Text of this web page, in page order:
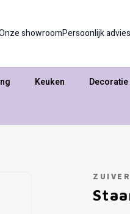
showroomPersoonlijk
Keuken
ZUIVER